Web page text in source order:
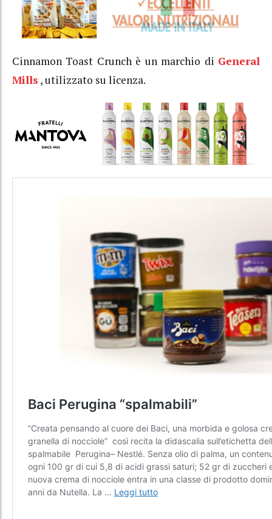
Cinnamon Toast Crunch è un marchio di General
Mills , utilizzato su licenza.